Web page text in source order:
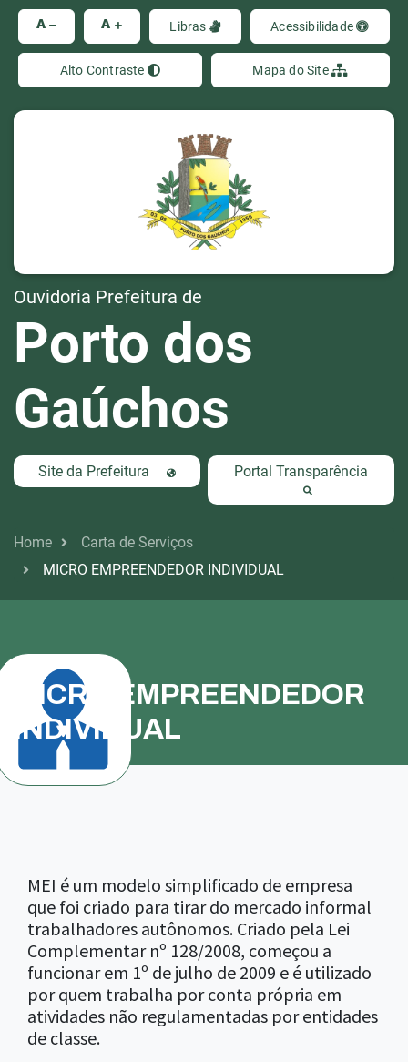
A A Libras Acessibilidade
Alto Contraste Mapa do Site
Ouvidoria Prefeitura de
Porto dos
Gaúchos
Site da Prefeitura Portal Transparência
Home
Carta de Serviços
MICRO EMPREENDEDOR INDIVIDUAL
MICRO EMPREENDEDOR
INDIVIDUAL
MEI é um modelo simplificado de empresa
que foi criado para tirar do mercado informal
trabalhadores autônomos. Criado pela Lei
Complementar nº 128/2008, começou a
funcionar em 1º de julho de 2009 e é utilizado
por quem trabalha por conta própria em
atividades não regulamentadas por entidades
de classe.